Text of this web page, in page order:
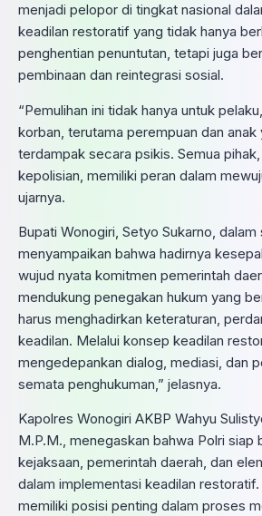
menjadi pelopor di tingkat nasional
keadilan restoratif yang tidak hanya
penghentian penuntutan, tetapi juga
pembinaan dan reintegrasi sosial.
“Pemulihan ini tidak hanya untuk
korban, terutama perempuan dan anak
terdampak secara psikis. Semua
kepolisian, memiliki peran dalam
ujarnya.
Bupati Wonogiri, Setyo Sukarno, dalam
menyampaikan bahwa hadirnya
wujud nyata komitmen pemerintah
mendukung penegakan hukum yang
harus menghadirkan keteraturan,
keadilan. Melalui konsep keadilan
mengedepankan dialog, mediasi, dan
semata penghukuman,” jelasnya.
Kapolres Wonogiri AKBP Wahyu
M.P.M., menegaskan bahwa Polri siap
kejaksaan, pemerintah daerah, dan
dalam implementasi keadilan
memiliki posisi penting dalam proses